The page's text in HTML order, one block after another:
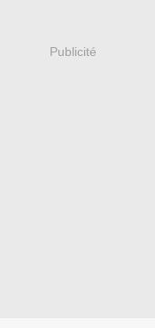
Publicité